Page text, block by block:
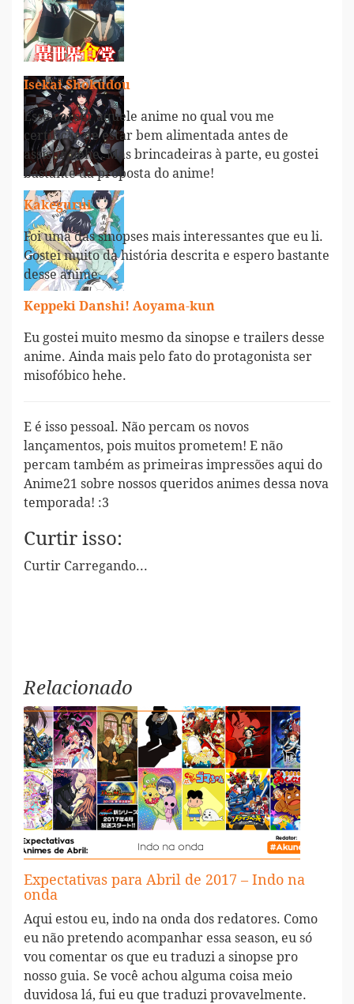
Isekai Shokudou
Esse vai ser aquele anime no qual vou me
certificar de estar bem alimentada antes de
assistir hehe. Mas brincadeiras à parte, eu gostei
bastante da proposta do anime!
Kakegurui
Foi uma das sinopses mais interessantes que eu li.
Gostei muito da história descrita e espero bastante
desse anime.
Keppeki Danshi! Aoyama-kun
Eu gostei muito mesmo da sinopse e trailers desse
anime. Ainda mais pelo fato do protagonista ser
misofóbico hehe.
E é isso pessoal. Não percam os novos
lançamentos, pois muitos prometem! E não
percam também as primeiras impressões aqui do
Anime21 sobre nossos queridos animes dessa nova
temporada! :3
Curtir isso:
Curtir Carregando...
Relacionado
Expectativas para Abril de 2017 – Indo na
onda
Aqui estou eu, indo na onda dos redatores. Como
eu não pretendo acompanhar essa season, eu só
vou comentar os que eu traduzi a sinopse pro
nosso guia. Se você achou alguma coisa meio
duvidosa lá, fui eu que traduzi provavelmente.